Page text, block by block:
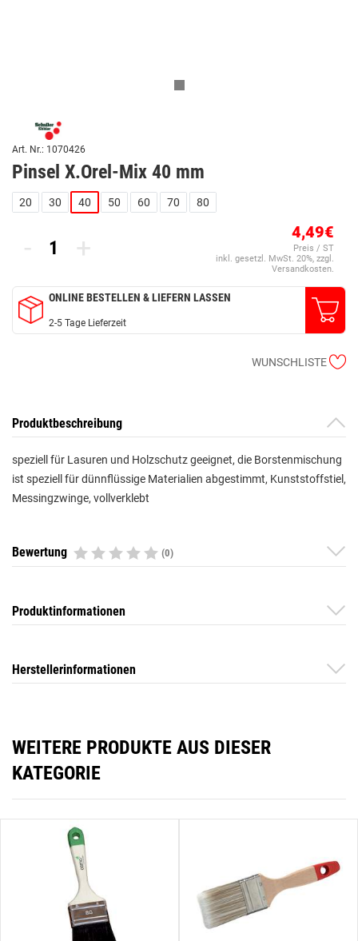
Art. Nr.: 1070426
Pinsel X.Orel-Mix 40 mm
20 30 40 50 60 70 80
- + 4,49€
Preis / ST
inkl. gesetzl. MwSt. 20%, zzgl.
Versandkosten.
ONLINE BESTELLEN & LIEFERN LASSEN
2-5 Tage Lieferzeit
WUNSCHLISTE
Produktbeschreibung
speziell für Lasuren und Holzschutz geeignet, die Borstenmischung
ist speziell für dünnflüssige Materialien abgestimmt, Kunststoffstiel,
Messingzwinge, vollverklebt
Bewertung (0)
Produktinformationen
Herstellerinformationen
WEITERE PRODUKTE AUS DIESER
KATEGORIE